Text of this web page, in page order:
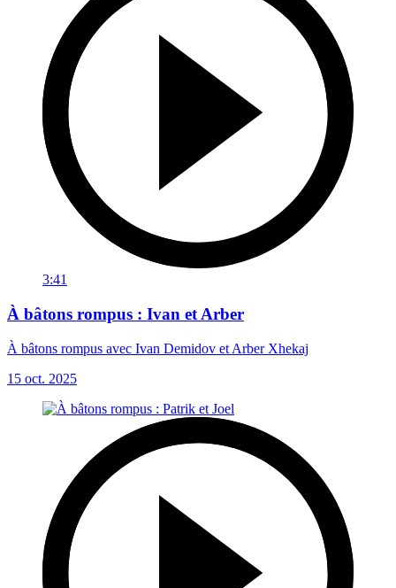
3:41
À bâtons rompus : Ivan et Arber
À bâtons rompus avec Ivan Demidov et Arber Xhekaj
15 oct. 2025